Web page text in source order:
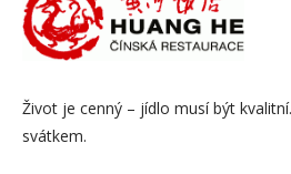
Život je cenný – jídlo musí být
svátkem.